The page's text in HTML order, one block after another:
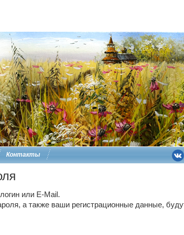
Контакты
или E-Mail.
а также ваши регистрационные данные,